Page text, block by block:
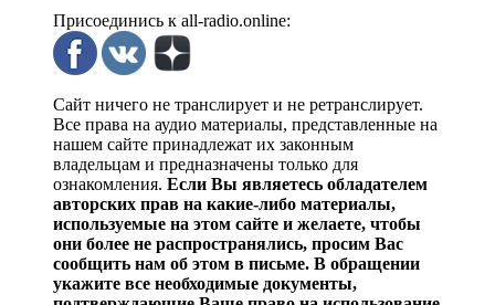
Присоединись к all-radio.online:
Сайт ничего не транслирует и не ретранслирует.
Все права на аудио материалы, представленные на
нашем сайте принадлежат их законным
владельцам и предназначены только для
ознакомления. Если Вы являетесь обладателем
авторских прав на какие-либо материалы,
используемые на этом сайте и желаете, чтобы
они более не распространялись, просим Вас
сообщить нам об этом в письме. В обращении
укажите все необходимые документы,